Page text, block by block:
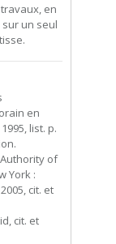
en
un seul
en
list. p.
of
York :
cit. et
cit. et